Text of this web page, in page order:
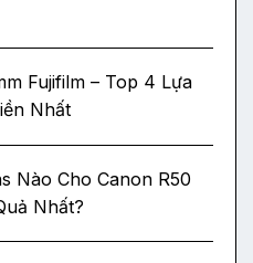
Fujifilm – Top 4 Lựa
Nhất
Nào Cho Canon R50
Nhất?